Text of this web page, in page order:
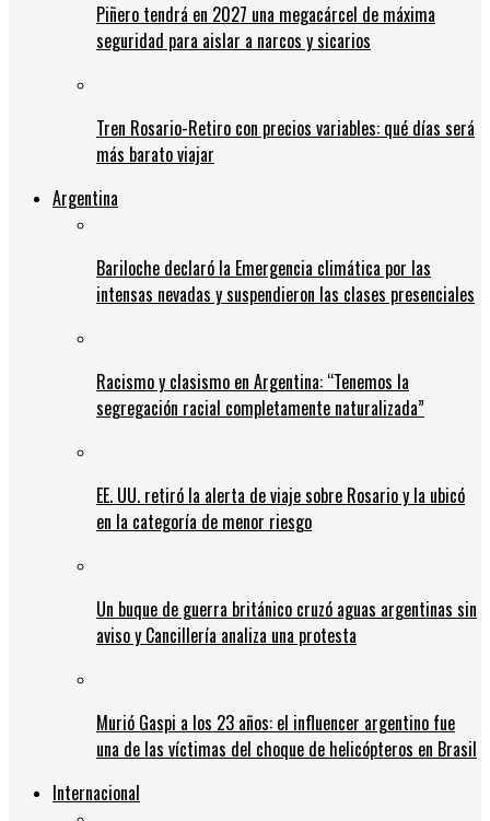
Piñero tendrá en 2027 una megacárcel de máxima
seguridad para aislar a narcos y sicarios
Tren Rosario-Retiro con precios variables: qué días será
más barato viajar
Argentina
Bariloche declaró la Emergencia climática por las
intensas nevadas y suspendieron las clases presenciales
Racismo y clasismo en Argentina: “Tenemos la
segregación racial completamente naturalizada”
EE. UU. retiró la alerta de viaje sobre Rosario y la ubicó
en la categoría de menor riesgo
Un buque de guerra británico cruzó aguas argentinas sin
aviso y Cancillería analiza una protesta
Murió Gaspi a los 23 años: el influencer argentino fue
una de las víctimas del choque de helicópteros en Brasil
Internacional